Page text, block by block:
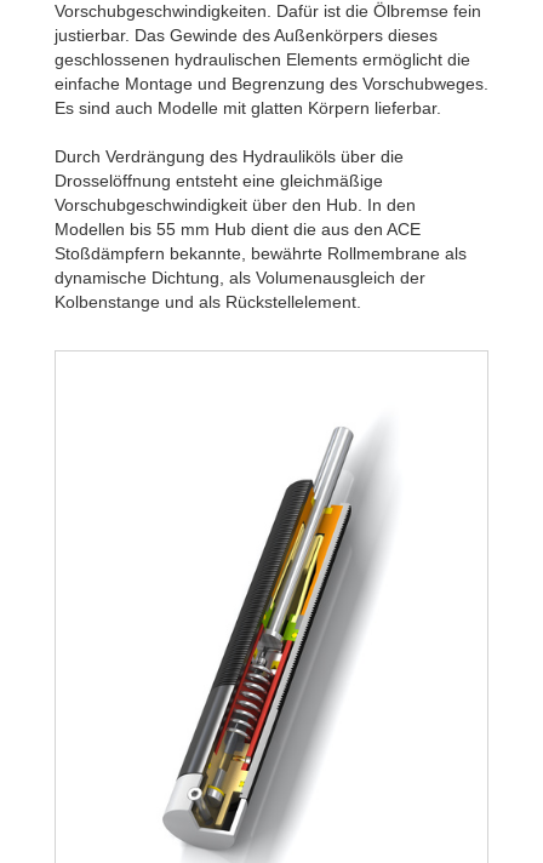
Vorschubgeschwindigkeiten. Dafür ist die Ölbremse fein
justierbar. Das Gewinde des Außenkörpers dieses
geschlossenen hydraulischen Elements ermöglicht die
einfache Montage und Begrenzung des Vorschubweges.
Es sind auch Modelle mit glatten Körpern lieferbar.
Durch Verdrängung des Hydrauliköls über die
Drosselöffnung entsteht eine gleichmäßige
Vorschubgeschwindigkeit über den Hub. In den
Modellen bis 55 mm Hub dient die aus den ACE
Stoßdämpfern bekannte, bewährte Rollmembrane als
dynamische Dichtung, als Volumenausgleich der
Kolbenstange und als Rückstellelement.